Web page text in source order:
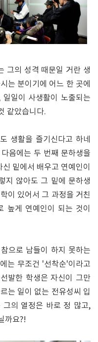
그의 성격 때문일 거란 생
는 분이기에 어느 한 곳에
일이 사생활이 노출되는
같았습니다.
생활을 즐기신다고 하네
음에는 두 번째 문하생을
밑에서 배우고 연예인이
지 않아도 그 밑에 문하생
이 있어서 그 과정을 거친
높게 연예인이 되는 것이
으로 남들이 하지 못하는
는 무조건 '선착순'이라고
발한 학생은 자신이 그만
는 일이 없는 전유성씨 입
의 열정은 바로 정 많고,
까요?!